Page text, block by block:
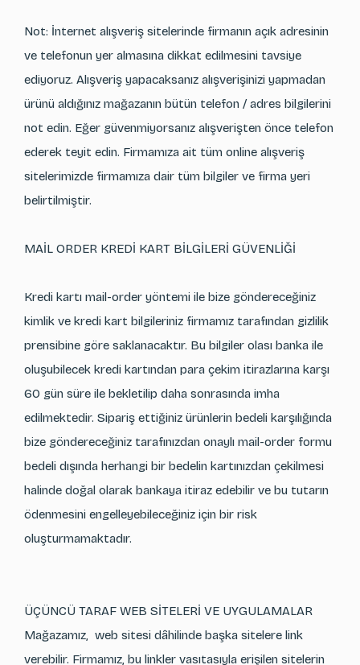
Not: İnternet alışveriş sitelerinde firmanın açık adresinin
ve telefonun yer almasına dikkat edilmesini tavsiye
ediyoruz. Alışveriş yapacaksanız alışverişinizi yapmadan
ürünü aldığınız mağazanın bütün telefon / adres bilgilerini
not edin. Eğer güvenmiyorsanız alışverişten önce telefon
ederek teyit edin. Firmamıza ait tüm online alışveriş
sitelerimizde firmamıza dair tüm bilgiler ve firma yeri
belirtilmiştir.
MAİL ORDER KREDİ KART BİLGİLERİ GÜVENLİĞİ
Kredi kartı mail-order yöntemi ile bize göndereceğiniz
kimlik ve kredi kart bilgileriniz firmamız tarafından gizlilik
prensibine göre saklanacaktır. Bu bilgiler olası banka ile
oluşubilecek kredi kartından para çekim itirazlarına karşı
60 gün süre ile bekletilip daha sonrasında imha
edilmektedir. Sipariş ettiğiniz ürünlerin bedeli karşılığında
bize göndereceğiniz tarafınızdan onaylı mail-order formu
bedeli dışında herhangi bir bedelin kartınızdan çekilmesi
halinde doğal olarak bankaya itiraz edebilir ve bu tutarın
ödenmesini engelleyebileceğiniz için bir risk
oluşturmamaktadır.
ÜÇÜNCÜ TARAF WEB SİTELERİ VE UYGULAMALAR
Mağazamız, web sitesi dâhilinde başka sitelere link
verebilir. Firmamız, bu linkler vasıtasıyla erişilen sitelerin